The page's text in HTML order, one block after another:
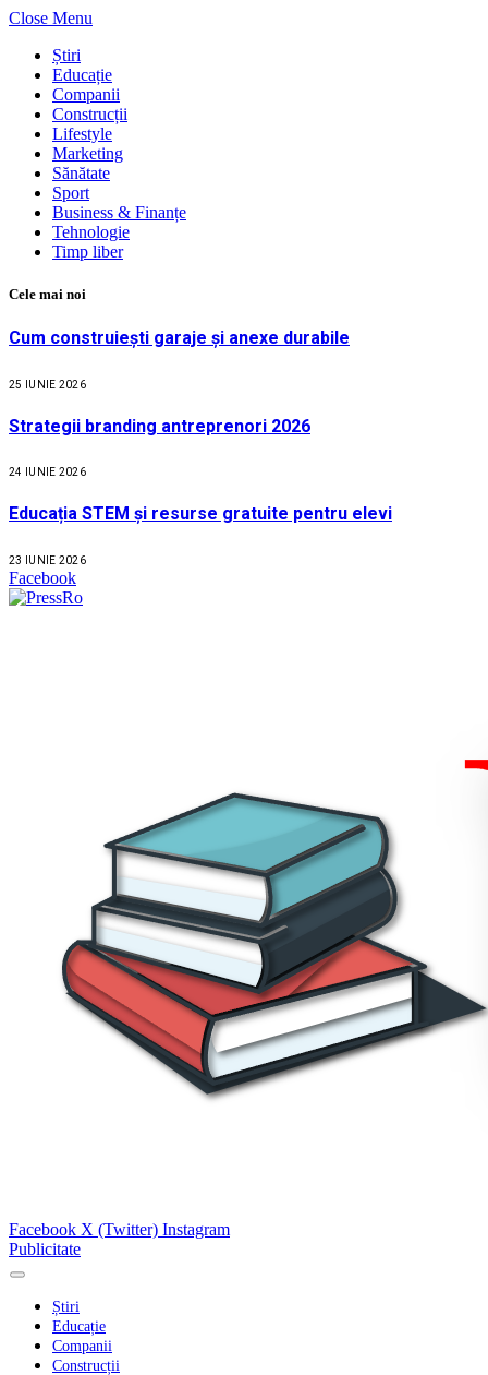
Close Menu
Știri
Educație
Companii
Construcții
Lifestyle
Marketing
Sănătate
Sport
Business & Finanțe
Tehnologie
Timp liber
Cele mai noi
Cum construiești garaje și anexe durabile
25 IUNIE 2026
Strategii branding antreprenori 2026
24 IUNIE 2026
Educația STEM și resurse gratuite pentru elevi
23 IUNIE 2026
Facebook
Facebook X (Twitter) Instagram
Publicitate
Știri
Educație
Companii
Construcții